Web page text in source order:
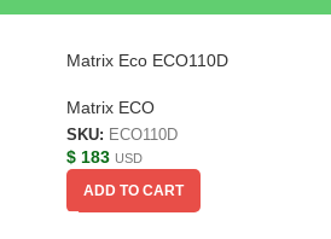
Matrix Eco ECO110D
Matrix ECO
SKU: ECO110D
$ 183 USD
ADD TO CART